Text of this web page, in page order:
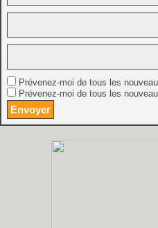
Prévenez-moi de tous les
Prévenez-moi de tous les